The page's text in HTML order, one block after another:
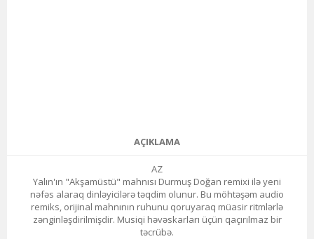
AÇIKLAMA
AZ
Yalın'ın "Akşamüstü" mahnısı Durmuş Doğan remixi ilə yeni
nəfəs alaraq dinləyicilərə təqdim olunur. Bu möhtəşəm audio
remiks, orijinal mahnının ruhunu qoruyaraq müasir ritmlərlə
zənginləşdirilmişdir. Musiqi həvəskarları üçün qaçırılmaz bir
təcrübə.